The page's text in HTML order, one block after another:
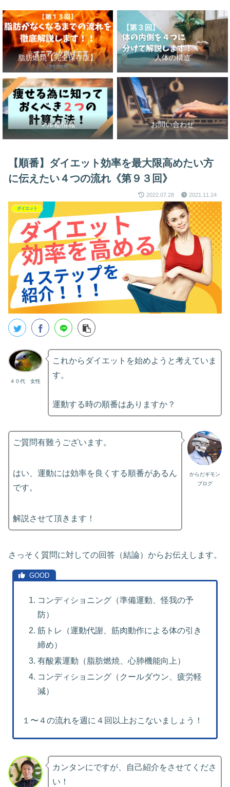
脂肪燃焼【完全保存版】 人体の構造
マル秘情報 お問い合わせ
【順番】ダイエット効率を最大限高めたい方
に伝えたい４つの流れ《第９３回》
2022.07.28 2021.11.24
ダイエット
４０代 女性
これからダイエットを始めようと考えていま
す。
運動する時の順番はありますか？
からだギモン
ブログ
ご質問有難うございます。
はい、運動には効率を良くする順番があるん
です。
解説させて頂きます！
さっそく質問に対しての回答（結論）からお伝えします。
コンディショニング（準備運動、怪我の予
防）
筋トレ（運動代謝、筋肉動作による体の引き
締め）
有酸素運動（脂肪燃焼、心肺機能向上）
コンディショニング（クールダウン、疲労軽
減）
１〜４の流れを週に４回以上おこないましょう！
カンタンにですが、自己紹介をさせてくださ
い！